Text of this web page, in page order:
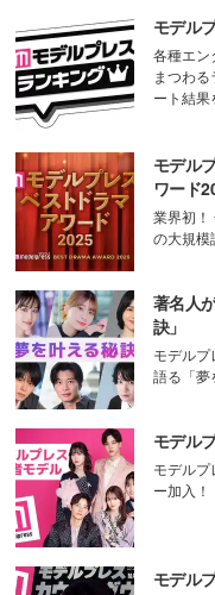
モデル
各種エン
まつわ
ート結果
モデル
ワード
業界初！
の大規模
著名人
訣」
モデル
語る「夢
モデル
モデル
ー加入！
モデル